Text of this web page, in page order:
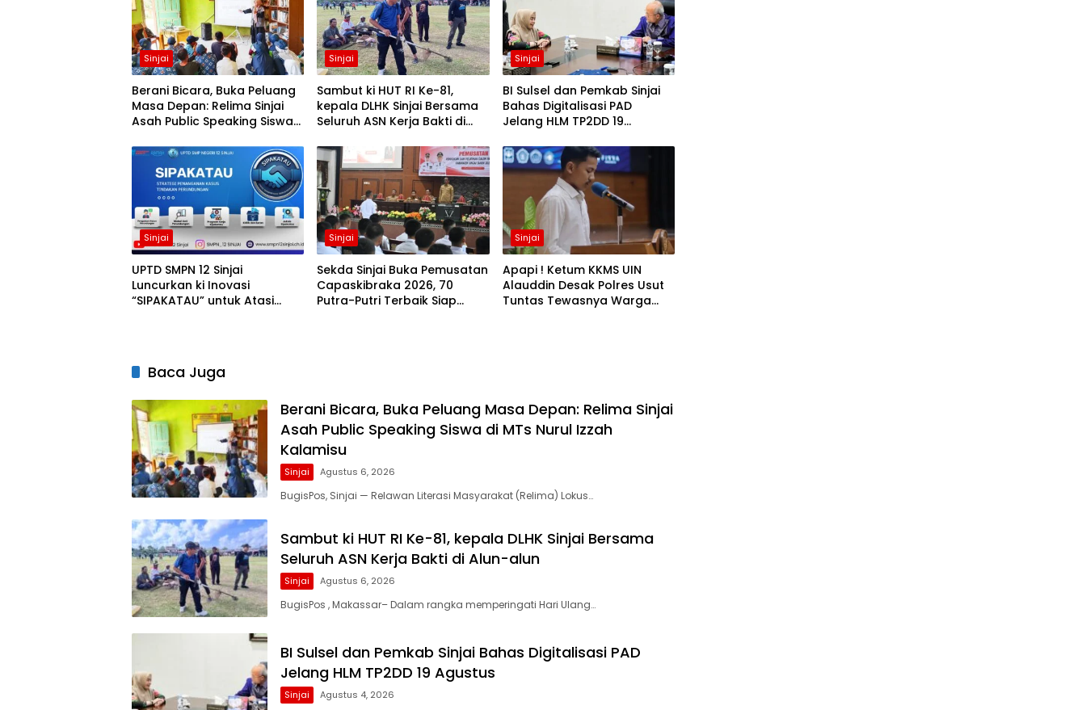
Sinjai
Berani Bicara, Buka Peluang
Masa Depan: Relima Sinjai
Asah Public Speaking Siswa
Sinjai
Sambut ki HUT RI Ke-81,
kepala DLHK Sinjai Bersama
Seluruh ASN Kerja Bakti di
Sinjai
BI Sulsel dan Pemkab Sinjai
Bahas Digitalisasi PAD
Jelang HLM TP2DD 19
Sinjai
UPTD SMPN 12 Sinjai
Luncurkan ki Inovasi
“SIPAKATAU” untuk Atasi
Sinjai
Sekda Sinjai Buka Pemusatan
Capaskibraka 2026, 70
Putra-Putri Terbaik Siap
Sinjai
Apapi ! Ketum KKMS UIN
Alauddin Desak Polres Usut
Tuntas Tewasnya Warga
Baca Juga
Berani Bicara, Buka Peluang Masa Depan: Relima Sinjai
Asah Public Speaking Siswa di MTs Nurul Izzah
Kalamisu
Sinjai Agustus 6, 2026
BugisPos, Sinjai — Relawan Literasi Masyarakat (Relima) Lokus…
Sambut ki HUT RI Ke-81, kepala DLHK Sinjai Bersama
Seluruh ASN Kerja Bakti di Alun-alun
Sinjai Agustus 6, 2026
BugisPos , Makassar– Dalam rangka memperingati Hari Ulang…
BI Sulsel dan Pemkab Sinjai Bahas Digitalisasi PAD
Jelang HLM TP2DD 19 Agustus
Sinjai Agustus 4, 2026